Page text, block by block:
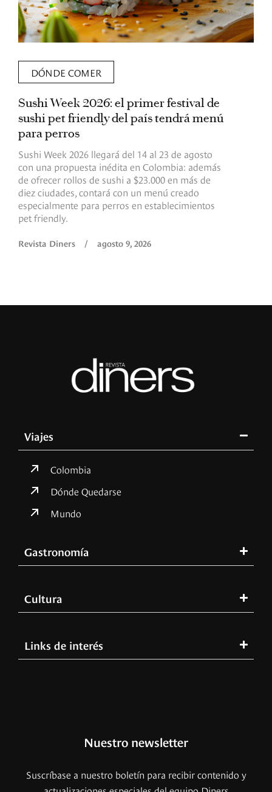
DÓNDE COMER
Sushi Week 2026: el primer festival de
sushi pet friendly del país tendrá menú
para perros
Sushi Week 2026 llegará del 14 al 23 de agosto
con una propuesta inédita en Colombia: además
de ofrecer rollos de sushi a $23.000 en más de
diez ciudades, contará con un menú creado
especialmente para perros en establecimientos
pet friendly.
Revista Diners / agosto 9, 2026
Viajes
Colombia
Dónde Quedarse
Mundo
Gastronomía
Cultura
Links de interés
Nuestro newsletter
Suscríbase a nuestro boletín para recibir contenido y